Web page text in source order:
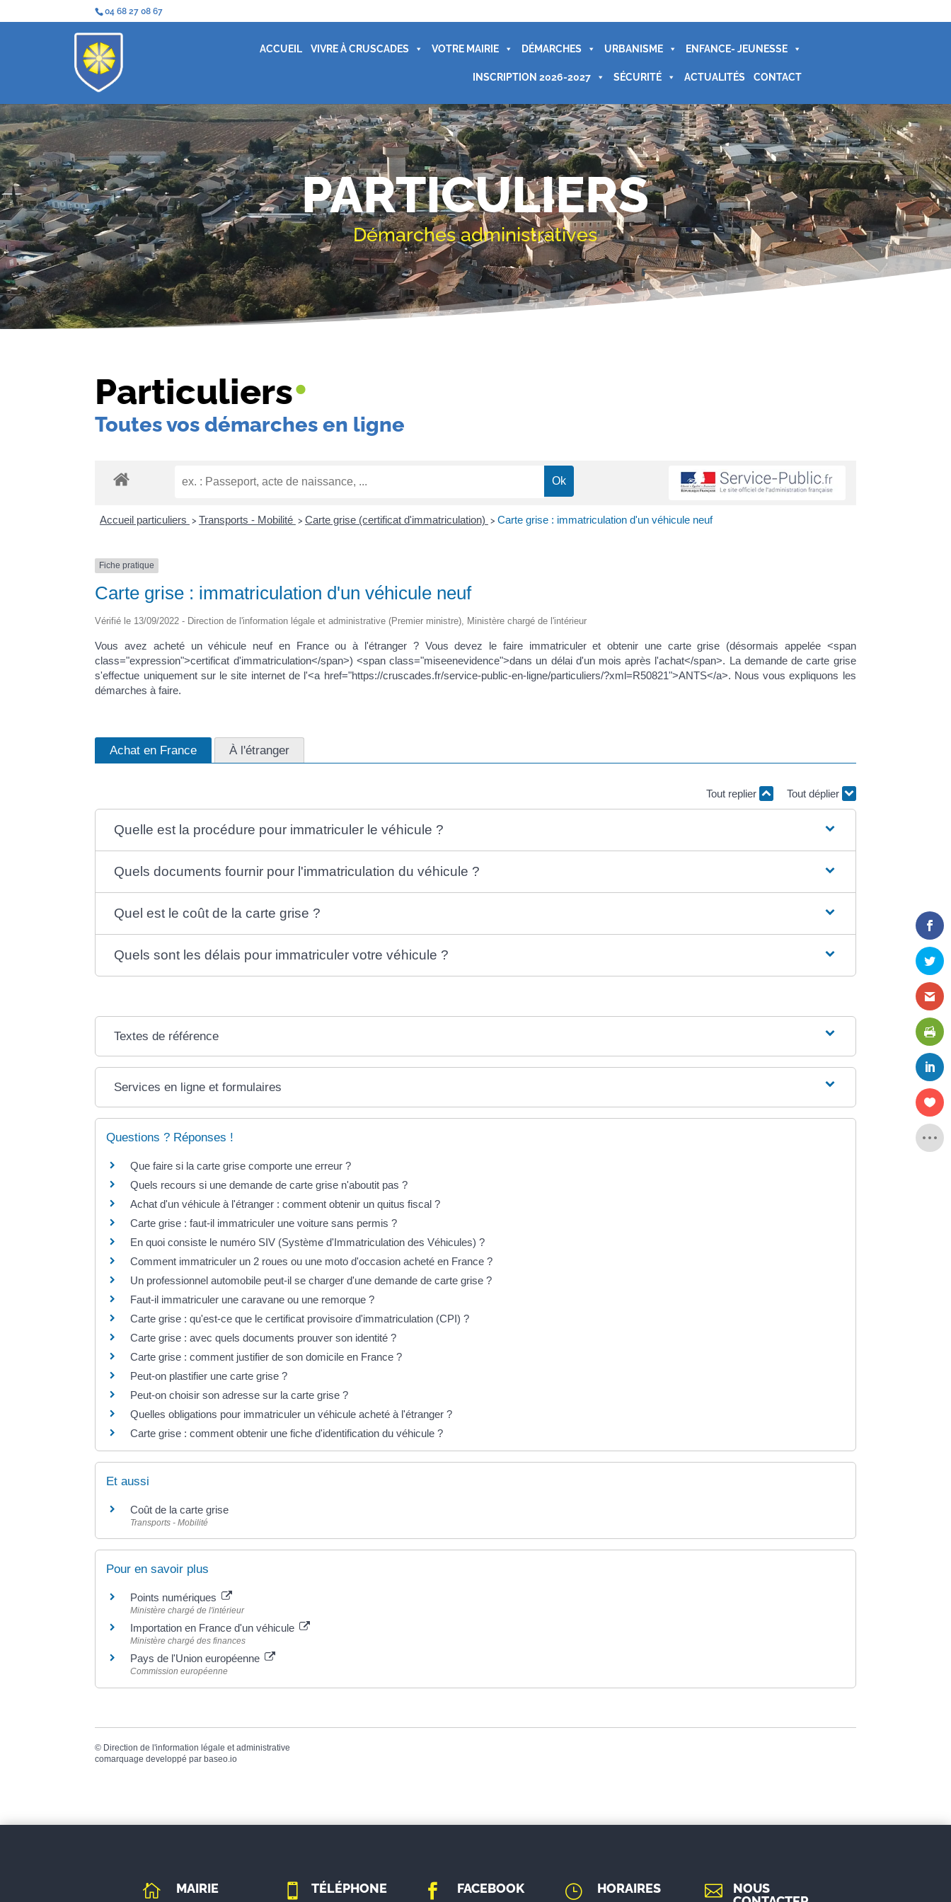
04 68 27 08 67
ACCUEIL VIVRE À CRUSCADES VOTRE MAIRIE DÉMARCHES URBANISME ENFANCE- JEUNESSE
INSCRIPTION 2026-2027 SÉCURITÉ ACTUALITÉS CONTACT
PARTICULIERS
Démarches administratives
Particuliers•
Toutes vos démarches en ligne
Accueil particuliers > Transports - Mobilité > Carte grise (certificat d'immatriculation) > Carte grise : immatriculation d'un véhicule neuf
Fiche pratique
Carte grise : immatriculation d'un véhicule neuf
Vérifié le 13/09/2022 - Direction de l'information légale et administrative (Premier ministre), Ministère chargé de l'intérieur
Vous avez acheté un véhicule neuf en France ou à l'étranger ? Vous devez le faire immatriculer et obtenir une carte grise (désormais appelée <span
class="expression">certificat d'immatriculation</span>) <span class="miseenevidence">dans un délai d'un mois après l'achat</span>. La demande de carte grise
s'effectue uniquement sur le site internet de l'<a href="https://cruscades.fr/service-public-en-ligne/particuliers/?xml=R50821">ANTS</a>. Nous vous expliquons les
démarches à faire.
Achat en France À l'étranger
Tout replier Tout déplier
Quelle est la procédure pour immatriculer le véhicule ?
Quels documents fournir pour l'immatriculation du véhicule ?
Quel est le coût de la carte grise ?
Quels sont les délais pour immatriculer votre véhicule ?
Textes de référence
Services en ligne et formulaires
Questions ? Réponses !
Que faire si la carte grise comporte une erreur ?
Quels recours si une demande de carte grise n'aboutit pas ?
Achat d'un véhicule à l'étranger : comment obtenir un quitus fiscal ?
Carte grise : faut-il immatriculer une voiture sans permis ?
En quoi consiste le numéro SIV (Système d'Immatriculation des Véhicules) ?
Comment immatriculer un 2 roues ou une moto d'occasion acheté en France ?
Un professionnel automobile peut-il se charger d'une demande de carte grise ?
Faut-il immatriculer une caravane ou une remorque ?
Carte grise : qu'est-ce que le certificat provisoire d'immatriculation (CPI) ?
Carte grise : avec quels documents prouver son identité ?
Carte grise : comment justifier de son domicile en France ?
Peut-on plastifier une carte grise ?
Peut-on choisir son adresse sur la carte grise ?
Quelles obligations pour immatriculer un véhicule acheté à l'étranger ?
Carte grise : comment obtenir une fiche d'identification du véhicule ?
Et aussi
Coût de la carte grise
Transports - Mobilité
Pour en savoir plus
Points numériques
Ministère chargé de l'intérieur
Importation en France d'un véhicule
Ministère chargé des finances
Pays de l'Union européenne
Commission européenne
© Direction de l'information légale et administrative
comarquage developpé parbaseo.io
 MAIRIE  TÉLÉPHONE  FACEBOOK } HORAIRES 
NOUS